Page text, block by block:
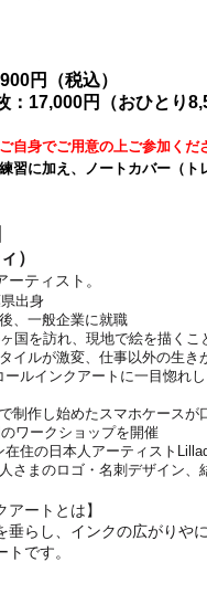
円
（税込）
：17,000円（おひとり
自身でご用意の上ご参加くだ
習に加え、ノートカバー（ト
）
ティスト。
出身
、一般企業に就職
国を訪れ、現地で絵を描くこ
イルが激変、仕事以外の生
ールインクアートに一目惚れ
制作し始めたスマホケース
ワークショップを開催
在住の日本人アーティスト
さまのロゴ・名刺デザイン
アートとは】
垂らし、インクの広がりや
です。